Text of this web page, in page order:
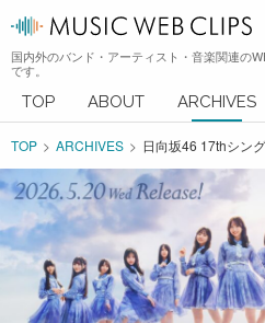
国内外のバンド・アーティスト・音楽関連の
です。
TOP ABOUT ARCHIVES
TOP ARCHIVES 日向坂46 17thシン